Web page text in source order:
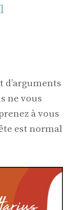
d’arguments
ne vous
à vous
est normal